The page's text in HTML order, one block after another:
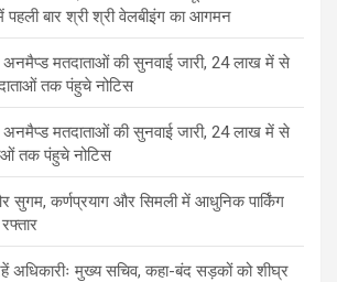
बार श्री श्री वेलबीइंग का आगमन
मतदाताओं की सुनवाई जारी, 24 लाख में से
तक पंहुचे नोटिस
मतदाताओं की सुनवाई जारी, 24 लाख में से
तक पंहुचे नोटिस
सुगम, कर्णप्रयाग और सिमली में आधुनिक पार्किंग
अधिकारीः मुख्य सचिव, कहा-बंद सड़कों को शीघ्र